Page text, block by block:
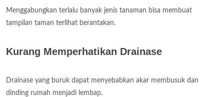
Menggabungkan terlalu banyak jenis tanaman bisa membuat
tampilan taman terlihat berantakan.
Kurang Memperhatikan Drainase
Drainase yang buruk dapat menyebabkan akar membusuk dan
dinding rumah menjadi lembap.